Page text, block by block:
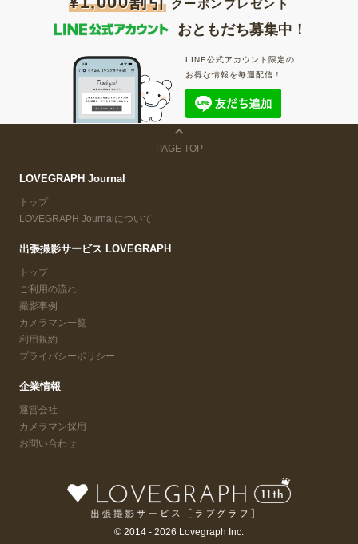
クーポンプレゼント
おともだち募集中！
LINE公式アカウント限定の
お得な情報を毎週配信！
PAGE TOP
LOVEGRAPH Journal
トップ
LOVEGRAPH Journalについて
出張撮影サービス LOVEGRAPH
トップ
ご利用の流れ
撮影事例
カメラマン一覧
利用規約
プライバシーポリシー
企業情報
運営会社
カメラマン採用
お問い合わせ
© 2014 - 2026 Lovegraph Inc.